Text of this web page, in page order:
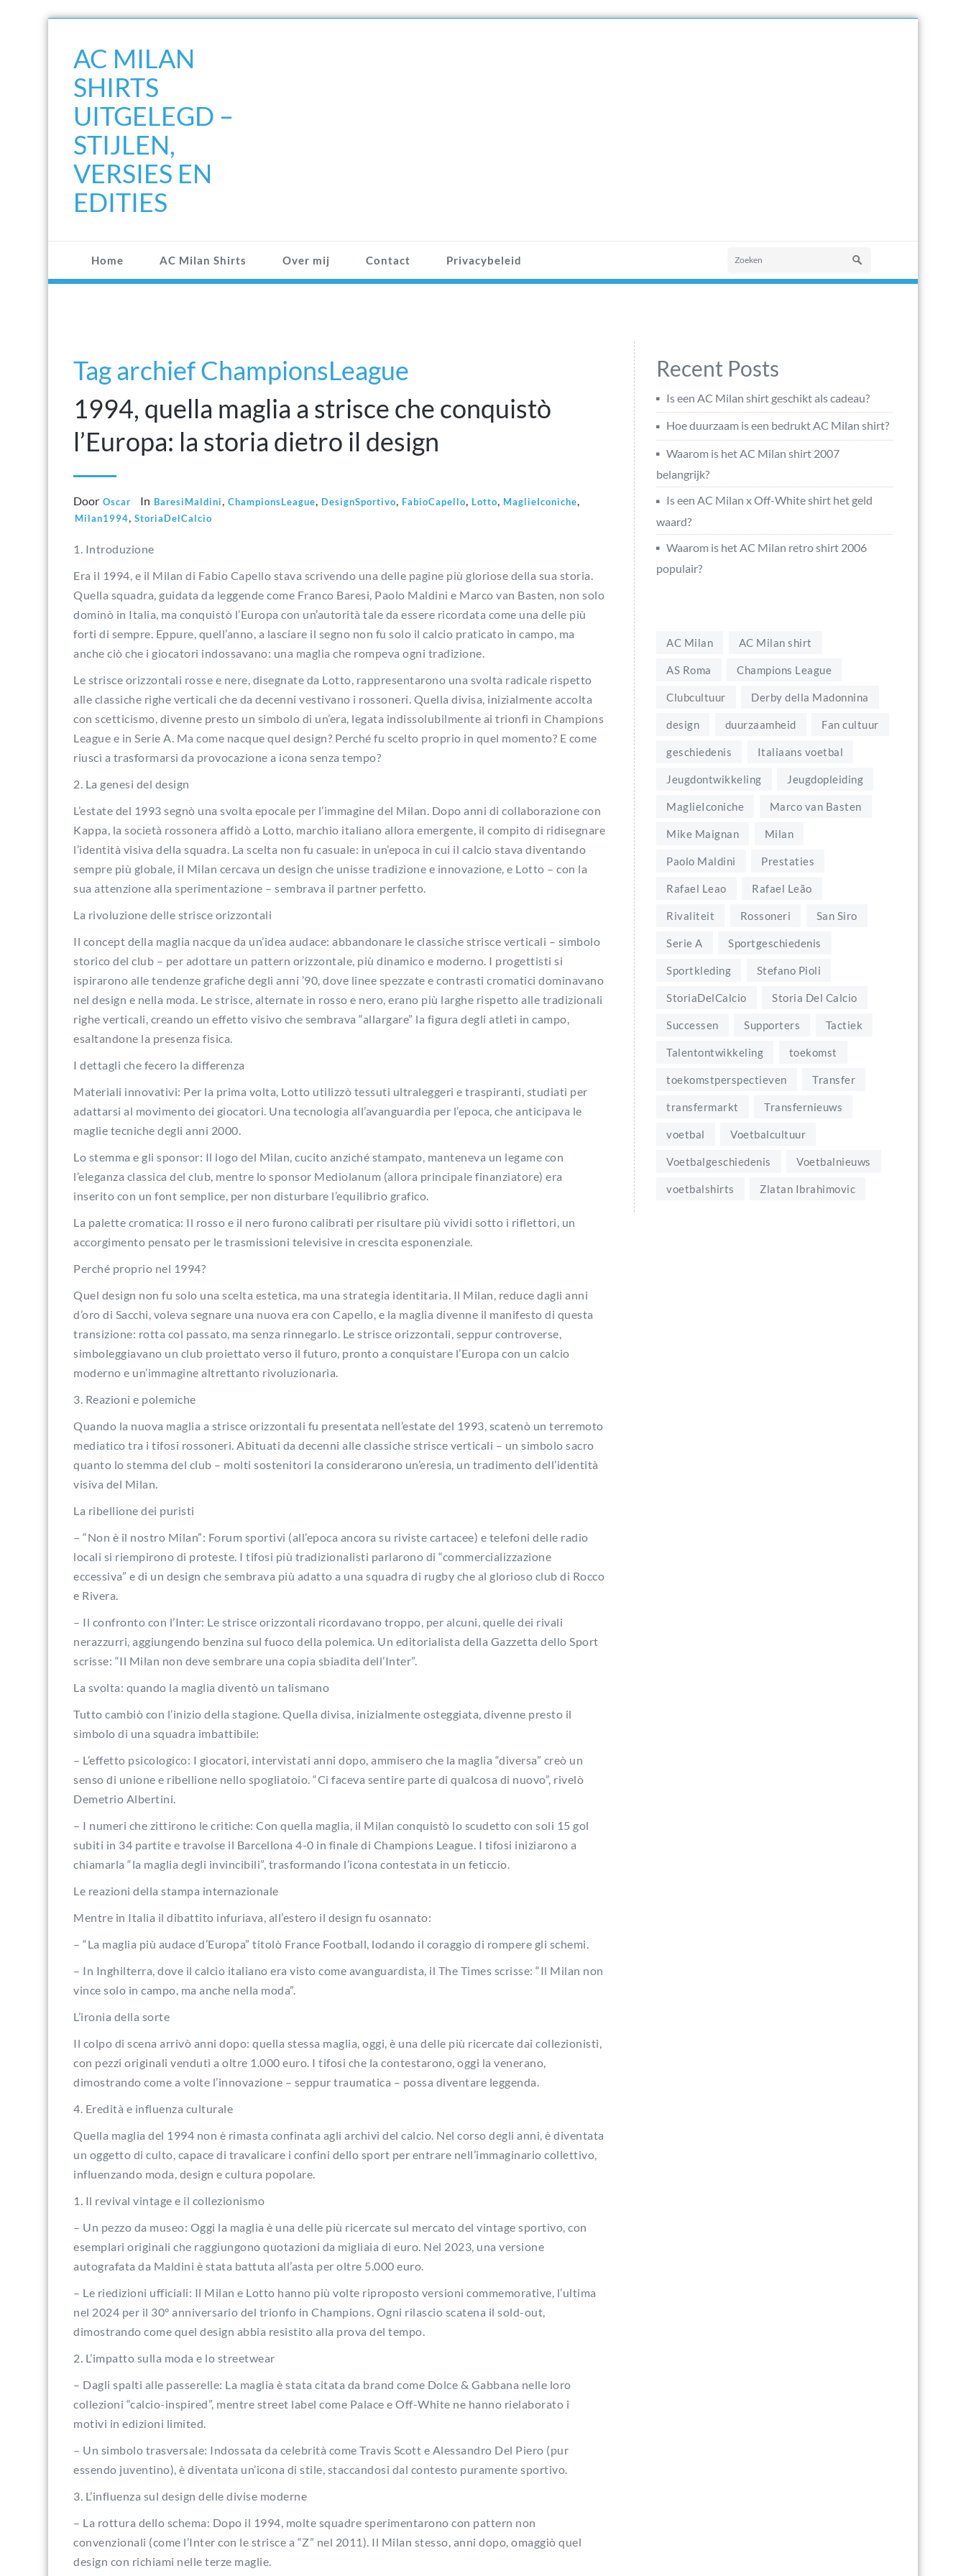
inhoudAC MILAN
SHIRTS
UITGELEGD –
STIJLEN,
VERSIES EN
EDITIES
Home AC Milan Shirts Over mij Contact Privacybeleid
Tag archief ChampionsLeague
1994, quella maglia a strisce che conquistò
l’Europa: la storia dietro il design
Door Oscar In BaresiMaldini, ChampionsLeague, DesignSportivo, FabioCapello, Lotto, MaglieIconiche,
Milan1994, StoriaDelCalcio
1. Introduzione
Era il 1994, e il Milan di Fabio Capello stava scrivendo una delle pagine più gloriose della sua storia.
Quella squadra, guidata da leggende come Franco Baresi, Paolo Maldini e Marco van Basten, non solo
dominò in Italia, ma conquistò l’Europa con un’autorità tale da essere ricordata come una delle più
forti di sempre. Eppure, quell’anno, a lasciare il segno non fu solo il calcio praticato in campo, ma
anche ciò che i giocatori indossavano: una maglia che rompeva ogni tradizione.
Le strisce orizzontali rosse e nere, disegnate da Lotto, rappresentarono una svolta radicale rispetto
alle classiche righe verticali che da decenni vestivano i rossoneri. Quella divisa, inizialmente accolta
con scetticismo, divenne presto un simbolo di un’era, legata indissolubilmente ai trionfi in Champions
League e in Serie A. Ma come nacque quel design? Perché fu scelto proprio in quel momento? E come
riuscì a trasformarsi da provocazione a icona senza tempo?
2. La genesi del design
L’estate del 1993 segnò una svolta epocale per l’immagine del Milan. Dopo anni di collaborazione con
Kappa, la società rossonera affidò a Lotto, marchio italiano allora emergente, il compito di ridisegnare
l’identità visiva della squadra. La scelta non fu casuale: in un’epoca in cui il calcio stava diventando
sempre più globale, il Milan cercava un design che unisse tradizione e innovazione, e Lotto – con la
sua attenzione alla sperimentazione – sembrava il partner perfetto.
La rivoluzione delle strisce orizzontali
Il concept della maglia nacque da un’idea audace: abbandonare le classiche strisce verticali – simbolo
storico del club – per adottare un pattern orizzontale, più dinamico e moderno. I progettisti si
ispirarono alle tendenze grafiche degli anni ’90, dove linee spezzate e contrasti cromatici dominavano
nel design e nella moda. Le strisce, alternate in rosso e nero, erano più larghe rispetto alle tradizionali
righe verticali, creando un effetto visivo che sembrava “allargare” la figura degli atleti in campo,
esaltandone la presenza fisica.
I dettagli che fecero la differenza
Materiali innovativi: Per la prima volta, Lotto utilizzò tessuti ultraleggeri e traspiranti, studiati per
adattarsi al movimento dei giocatori. Una tecnologia all’avanguardia per l’epoca, che anticipava le
maglie tecniche degli anni 2000.
Lo stemma e gli sponsor: Il logo del Milan, cucito anziché stampato, manteneva un legame con
l’eleganza classica del club, mentre lo sponsor Mediolanum (allora principale finanziatore) era
inserito con un font semplice, per non disturbare l’equilibrio grafico.
La palette cromatica: Il rosso e il nero furono calibrati per risultare più vividi sotto i riflettori, un
accorgimento pensato per le trasmissioni televisive in crescita esponenziale.
Perché proprio nel 1994?
Quel design non fu solo una scelta estetica, ma una strategia identitaria. Il Milan, reduce dagli anni
d’oro di Sacchi, voleva segnare una nuova era con Capello, e la maglia divenne il manifesto di questa
transizione: rotta col passato, ma senza rinnegarlo. Le strisce orizzontali, seppur controverse,
simboleggiavano un club proiettato verso il futuro, pronto a conquistare l’Europa con un calcio
moderno e un’immagine altrettanto rivoluzionaria.
3. Reazioni e polemiche
Quando la nuova maglia a strisce orizzontali fu presentata nell’estate del 1993, scatenò un terremoto
mediatico tra i tifosi rossoneri. Abituati da decenni alle classiche strisce verticali – un simbolo sacro
quanto lo stemma del club – molti sostenitori la considerarono un’eresia, un tradimento dell’identità
visiva del Milan.
La ribellione dei puristi
– “Non è il nostro Milan”: Forum sportivi (all’epoca ancora su riviste cartacee) e telefoni delle radio
locali si riempirono di proteste. I tifosi più tradizionalisti parlarono di “commercializzazione
eccessiva” e di un design che sembrava più adatto a una squadra di rugby che al glorioso club di Rocco
e Rivera.
– Il confronto con l’Inter: Le strisce orizzontali ricordavano troppo, per alcuni, quelle dei rivali
nerazzurri, aggiungendo benzina sul fuoco della polemica. Un editorialista della Gazzetta dello Sport
scrisse: “Il Milan non deve sembrare una copia sbiadita dell’Inter”.
La svolta: quando la maglia diventò un talismano
Tutto cambiò con l’inizio della stagione. Quella divisa, inizialmente osteggiata, divenne presto il
simbolo di una squadra imbattibile:
– L’effetto psicologico: I giocatori, intervistati anni dopo, ammisero che la maglia “diversa” creò un
senso di unione e ribellione nello spogliatoio. “Ci faceva sentire parte di qualcosa di nuovo”, rivelò
Demetrio Albertini.
– I numeri che zittirono le critiche: Con quella maglia, il Milan conquistò lo scudetto con soli 15 gol
subiti in 34 partite e travolse il Barcellona 4-0 in finale di Champions League. I tifosi iniziarono a
chiamarla “la maglia degli invincibili”, trasformando l’icona contestata in un feticcio.
Le reazioni della stampa internazionale
Mentre in Italia il dibattito infuriava, all’estero il design fu osannato:
– “La maglia più audace d’Europa” titolò France Football, lodando il coraggio di rompere gli schemi.
– In Inghilterra, dove il calcio italiano era visto come avanguardista, il The Times scrisse: “Il Milan non
vince solo in campo, ma anche nella moda”.
L’ironia della sorte
Il colpo di scena arrivò anni dopo: quella stessa maglia, oggi, è una delle più ricercate dai collezionisti,
con pezzi originali venduti a oltre 1.000 euro. I tifosi che la contestarono, oggi la venerano,
dimostrando come a volte l’innovazione – seppur traumatica – possa diventare leggenda.
4. Eredità e influenza culturale
Quella maglia del 1994 non è rimasta confinata agli archivi del calcio. Nel corso degli anni, è diventata
un oggetto di culto, capace di travalicare i confini dello sport per entrare nell’immaginario collettivo,
influenzando moda, design e cultura popolare.
1. Il revival vintage e il collezionismo
– Un pezzo da museo: Oggi la maglia è una delle più ricercate sul mercato del vintage sportivo, con
esemplari originali che raggiungono quotazioni da migliaia di euro. Nel 2023, una versione
autografata da Maldini è stata battuta all’asta per oltre 5.000 euro.
– Le riedizioni ufficiali: Il Milan e Lotto hanno più volte riproposto versioni commemorative, l’ultima
nel 2024 per il 30° anniversario del trionfo in Champions. Ogni rilascio scatena il sold-out,
dimostrando come quel design abbia resistito alla prova del tempo.
2. L’impatto sulla moda e lo streetwear
– Dagli spalti alle passerelle: La maglia è stata citata da brand come Dolce & Gabbana nelle loro
collezioni “calcio-inspired”, mentre street label come Palace e Off-White ne hanno rielaborato i
motivi in edizioni limited.
– Un simbolo trasversale: Indossata da celebrità come Travis Scott e Alessandro Del Piero (pur
essendo juventino), è diventata un’icona di stile, staccandosi dal contesto puramente sportivo.
3. L’influenza sul design delle divise moderne
– La rottura dello schema: Dopo il 1994, molte squadre sperimentarono con pattern non
convenzionali (come l’Inter con le strisce a “Z” nel 2011). Il Milan stesso, anni dopo, omaggiò quel
design con richiami nelle terze maglie.
Recent Posts
Is een AC Milan shirt geschikt als cadeau?
Hoe duurzaam is een bedrukt AC Milan shirt?
Waarom is het AC Milan shirt 2007
belangrijk?
Is een AC Milan x Off-White shirt het geld
waard?
Waarom is het AC Milan retro shirt 2006
populair?
AC Milan AC Milan shirt
AS Roma Champions League
Clubcultuur Derby della Madonnina
design duurzaamheid Fan cultuur
geschiedenis Italiaans voetbal
Jeugdontwikkeling Jeugdopleiding
MaglieIconiche Marco van Basten
Mike Maignan Milan
Paolo Maldini Prestaties
Rafael Leao Rafael Leão
Rivaliteit Rossoneri San Siro
Serie A Sportgeschiedenis
Sportkleding Stefano Pioli
StoriaDelCalcio Storia Del Calcio
Successen Supporters Tactiek
Talentontwikkeling toekomst
toekomstperspectieven Transfer
transfermarkt Transfernieuws
voetbal Voetbalcultuur
Voetbalgeschiedenis Voetbalnieuws
voetbalshirts Zlatan Ibrahimovic